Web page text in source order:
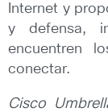
Internet y
y defensa,
encuentren
conectar.
Cisco